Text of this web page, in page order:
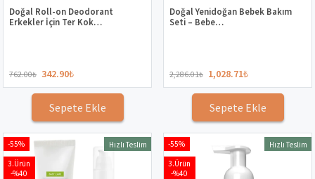
Doğal Roll-on Deodorant
Erkekler İçin Ter Kok…
762.00₺ 342.90₺
Sepete Ekle
Doğal Yenidoğan Bebek Bakım
Seti – Bebe…
2,286.01₺ 1,028.71₺
Sepete Ekle
-55%
3.Ürün
-%40
Hızlı Teslim
-55%
3.Ürün
-%40
Hızlı Teslim